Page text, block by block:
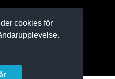
cookies för